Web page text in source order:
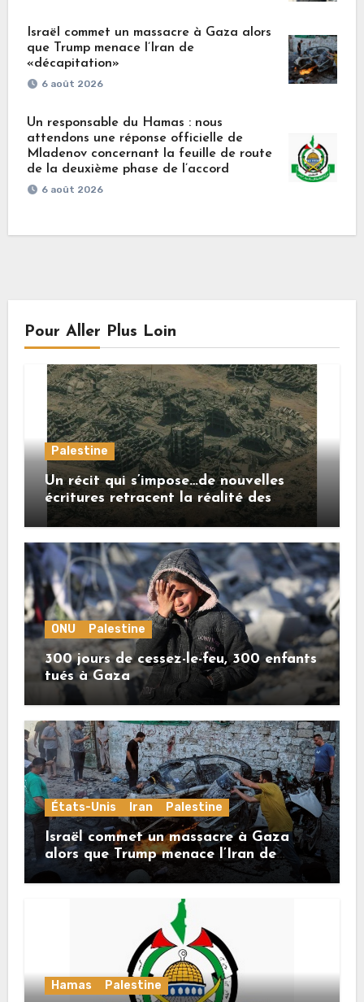
Israël commet un massacre à Gaza alors
que Trump menace l’Iran de
«décapitation»
6 août 2026
Un responsable du Hamas : nous
attendons une réponse officielle de
Mladenov concernant la feuille de route
de la deuxième phase de l’accord
6 août 2026
Pour Aller Plus Loin
Palestine
Un récit qui s’impose…de nouvelles
écritures retracent la réalité des
crimes sionistes à Gaza
ONU Palestine
300 jours de cessez-le-feu, 300 enfants
tués à Gaza
États-Unis Iran Palestine
Israël commet un massacre à Gaza
alors que Trump menace l’Iran de
«décapitation»
Hamas Palestine